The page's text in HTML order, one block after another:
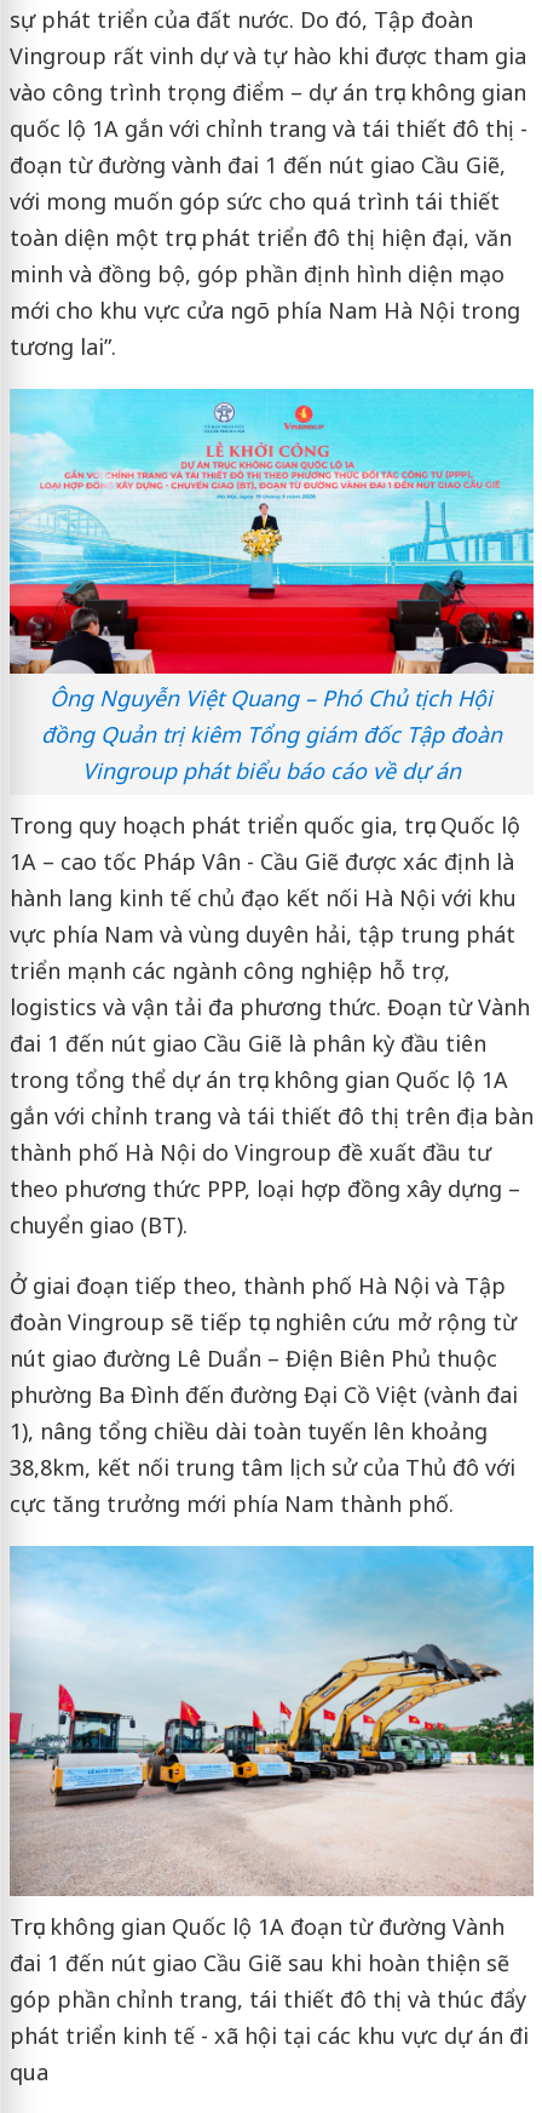
sự phát triển của đất nước. Do đó, Tập đoàn
Vingroup rất vinh dự và tự hào khi được tham gia
vào công trình trọng điểm – dự án trục không gian
quốc lộ 1A gắn với chỉnh trang và tái thiết đô thị -
đoạn từ đường vành đai 1 đến nút giao Cầu Giẽ,
với mong muốn góp sức cho quá trình tái thiết
toàn diện một trục phát triển đô thị hiện đại, văn
minh và đồng bộ, góp phần định hình diện mạo
mới cho khu vực cửa ngõ phía Nam Hà Nội trong
tương lai”.
Ông Nguyễn Việt Quang – Phó Chủ tịch Hội
đồng Quản trị kiêm Tổng giám đốc Tập đoàn
Vingroup phát biểu báo cáo về dự án
Trong quy hoạch phát triển quốc gia, trục Quốc lộ
1A – cao tốc Pháp Vân - Cầu Giẽ được xác định là
hành lang kinh tế chủ đạo kết nối Hà Nội với khu
vực phía Nam và vùng duyên hải, tập trung phát
triển mạnh các ngành công nghiệp hỗ trợ,
logistics và vận tải đa phương thức. Đoạn từ Vành
đai 1 đến nút giao Cầu Giẽ là phân kỳ đầu tiên
trong tổng thể dự án trục không gian Quốc lộ 1A
gắn với chỉnh trang và tái thiết đô thị trên địa bàn
thành phố Hà Nội do Vingroup đề xuất đầu tư
theo phương thức PPP, loại hợp đồng xây dựng –
chuyển giao (BT).
Ở giai đoạn tiếp theo, thành phố Hà Nội và Tập
đoàn Vingroup sẽ tiếp tục nghiên cứu mở rộng từ
nút giao đường Lê Duẩn – Điện Biên Phủ thuộc
phường Ba Đình đến đường Đại Cồ Việt (vành đai
1), nâng tổng chiều dài toàn tuyến lên khoảng
38,8km, kết nối trung tâm lịch sử của Thủ đô với
cực tăng trưởng mới phía Nam thành phố.
Trục không gian Quốc lộ 1A đoạn từ đường Vành
đai 1 đến nút giao Cầu Giẽ sau khi hoàn thiện sẽ
góp phần chỉnh trang, tái thiết đô thị và thúc đẩy
phát triển kinh tế - xã hội tại các khu vực dự án đi
qua